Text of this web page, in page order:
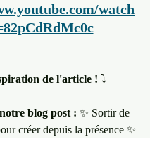
watch
de l'article ! ⤵️
blog post : ✨ Sortir de
créer depuis la présence ✨